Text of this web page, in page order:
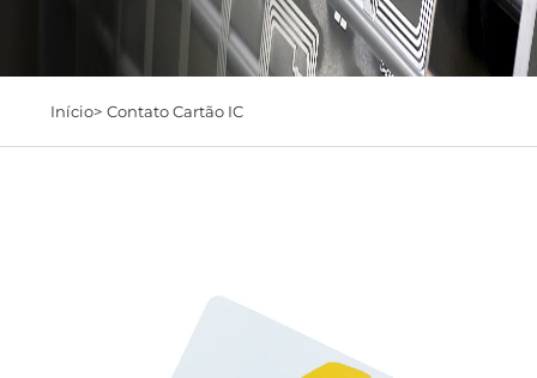
Início> Contato Cartão IC